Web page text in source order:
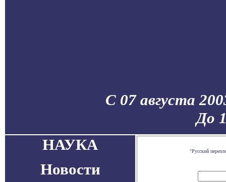
С 07 августа
До
НАУКА
Новости
"Русский